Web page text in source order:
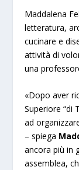
Maddalena
letteratura,
cucinare e
attività di
una
«Dopo aver
Superiore “di
ad
– spiega
ancora più in
assemblea,